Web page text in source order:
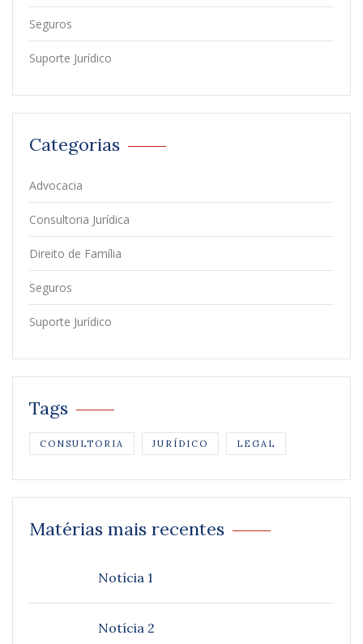
Seguros
Suporte Jurídico
Categorias
Advocacia
Consultoria Jurídica
Direito de Família
Seguros
Suporte Jurídico
Tags
CONSULTORIA JURÍDICO LEGAL
Matérias mais recentes
Notícia 1
Notícia 2